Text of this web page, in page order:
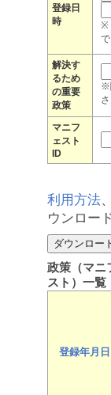
登録日
時
※
解決す
るため
の重要
政策
※
さ
マニフ
ェスト
ID
利用方法、
ウンロー
政策（マニ
スト）一覧
登録年月日